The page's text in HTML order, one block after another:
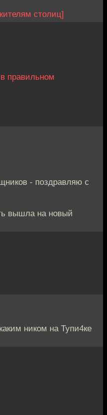
столиц]
правильном
- поздравляю с
вышла на новый
ником на Тупи4ке